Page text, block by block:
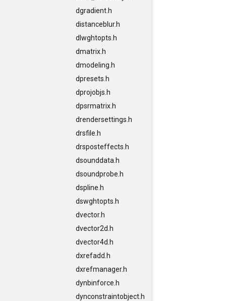
dgradient.h
distanceblur.h
dlwghtopts.h
dmatrix.h
dmodeling.h
dpresets.h
dprojobjs.h
dpsrmatrix.h
drendersettings.h
drsfile.h
drsposteffects.h
dsounddata.h
dsoundprobe.h
dspline.h
dswghtopts.h
dvector.h
dvector2d.h
dvector4d.h
dxrefadd.h
dxrefmanager.h
dynbinforce.h
dynconstraintobject.h